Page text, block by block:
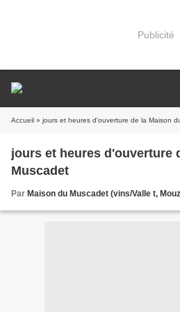
Publicité
Accueil » jours et heures d'ouverture de la Maison
jours et heures d'ouverture
Muscadet
Par Maison du Muscadet (vins/Valle t,